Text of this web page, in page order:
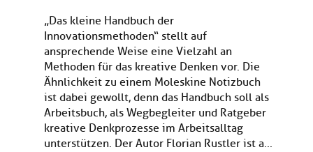
„Das kleine Handbuch der
Innovationsmethoden“ stellt auf
ansprechende Weise eine Vielzahl an
Methoden für das kreative Denken vor. Die
Ähnlichkeit zu einem Moleskine Notizbuch
ist dabei gewollt, denn das Handbuch soll als
Arbeitsbuch, als Wegbegleiter und Ratgeber
kreative Denkprozesse im Arbeitsalltag
unterstützen. Der Autor Florian Rustler ist a...